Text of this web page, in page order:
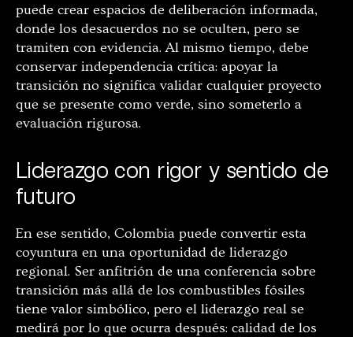
puede crear espacios de deliberación informada,
donde los desacuerdos no se oculten, pero se
tramiten con evidencia. Al mismo tiempo, debe
conservar independencia crítica: apoyar la
transición no significa validar cualquier proyecto
que se presente como verde, sino someterlo a
evaluación rigurosa.
Liderazgo con rigor y sentido de
futuro
En ese sentido, Colombia puede convertir esta
coyuntura en una oportunidad de liderazgo
regional. Ser anfitrión de una conferencia sobre
transición más allá de los combustibles fósiles
tiene valor simbólico, pero el liderazgo real se
medirá por lo que ocurra después: calidad de los